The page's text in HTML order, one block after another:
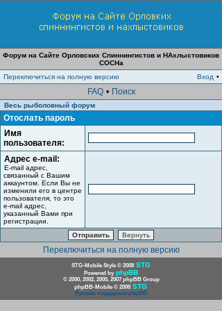
Форум на Сайте Орловских Спиннингистов и НАхлыстовиков
СОСНа
Переключиться на полную версию
Вход •
FAQ • Поиск
Весь рыболовный форум
Отослать пароль
Имя
пользователя:
Адрес e-mail:
E-mail адрес,
связанный с Вашим
аккаунтом. Если Вы не
изменили его в центре
пользователя, то это
e-mail адрес,
указанный Вами при
регистрации.
Переключиться на полную версию
STG-Mobile Style © 2008 STG
Powered by phpBB
© 2000, 2002, 2005, 2007 phpBB Group
phpBB-Mobile © 2008 STG
Русская поддержка phpBB